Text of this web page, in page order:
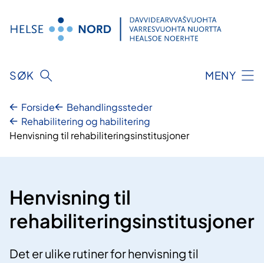
innhold
SØK MENY
Forside
Behandlingssteder
Rehabilitering og habilitering
Henvisning til rehabiliteringsinstitusjoner
Henvisning til
rehabiliteringsinstitusjoner
Det er ulike rutiner for henvisning til